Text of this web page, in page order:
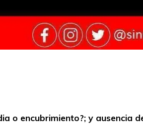
o encubrimiento?; y ausencia